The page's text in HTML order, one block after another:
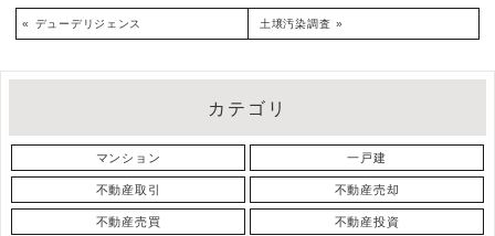
« デューデリジェンス 土壌汚染調査 »
カテゴリ
マンション 一戸建
不動産取引 不動産売却
不動産売買 不動産投資